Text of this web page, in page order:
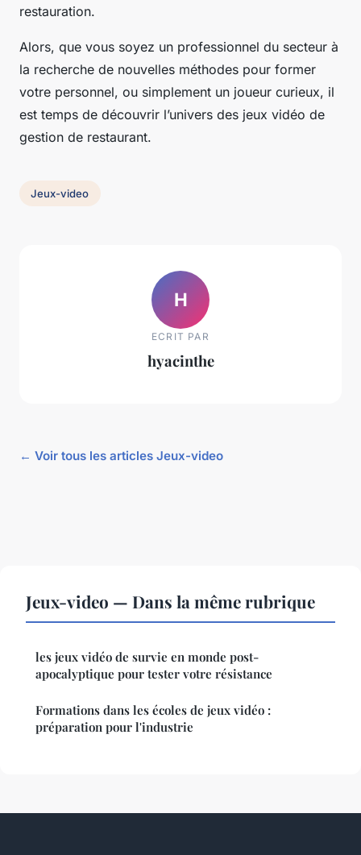
restauration.
Alors, que vous soyez un professionnel du secteur à
la recherche de nouvelles méthodes pour former
votre personnel, ou simplement un joueur curieux, il
est temps de découvrir l’univers des jeux vidéo de
gestion de restaurant.
Jeux-video
H
ECRIT PAR
hyacinthe
← Voir tous les articles Jeux-video
Jeux-video — Dans la même rubrique
les jeux vidéo de survie en monde post-
apocalyptique pour tester votre résistance
Formations dans les écoles de jeux vidéo :
préparation pour l'industrie